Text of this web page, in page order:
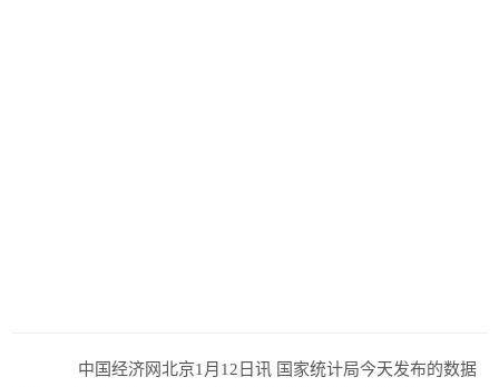
中国经济网北京1月12日讯 国家统计局今天发布的数据